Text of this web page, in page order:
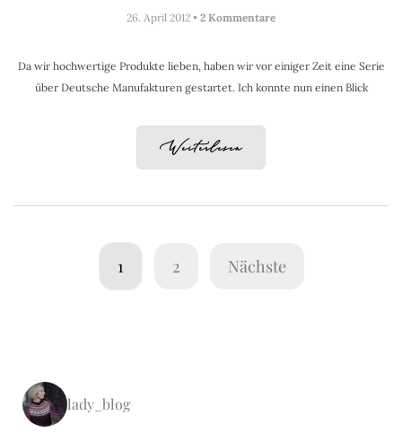
26. April 2012 • 2 Kommentare
Da wir hochwertige Produkte lieben, haben wir vor einiger Zeit eine Serie
über Deutsche Manufakturen gestartet. Ich konnte nun einen Blick
Weiterlesen
1 2 Nächste
lady_blog